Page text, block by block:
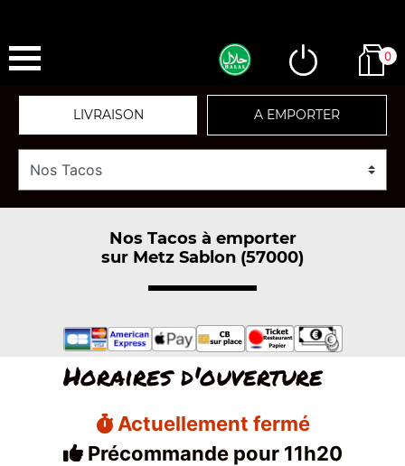
0
LIVRAISON A EMPORTER
Nos Tacos à emporter
sur Metz Sablon (57000)
Horaires d'ouverture
Actuellement fermé
Précommande pour 11h20